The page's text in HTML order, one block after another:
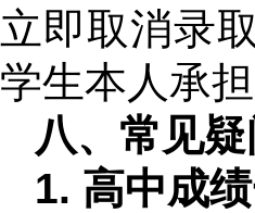
立即取消录
学生本人承担
八、常见
1. 高中成